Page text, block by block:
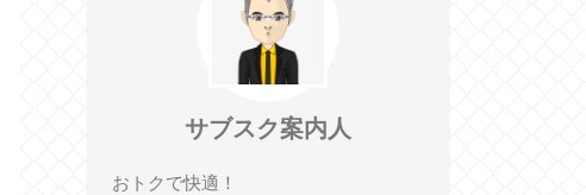
サブスク案内人
おトクで快適！